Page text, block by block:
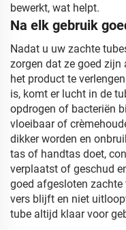
bewerkt, wat helpt.
Na elk gebruik
Nadat u uw zachte
zorgen dat ze goed
het product te
is, komt er lucht in de
opdrogen of bacteriën
vloeibaar of
dikker worden en
tas of handtas doet,
verplaatst of geschud
goed afgesloten
vers blijft en niet
tube altijd klaar voor